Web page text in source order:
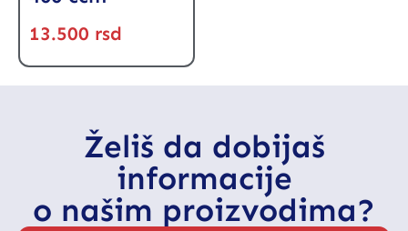
13.500 rsd
Želiš da dobijaš
informacije
o našim proizvodima?